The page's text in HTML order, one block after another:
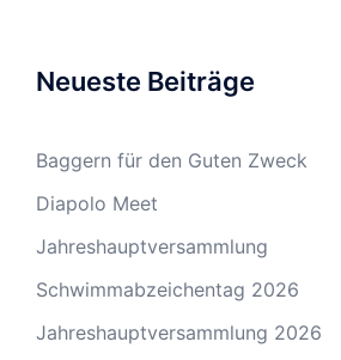
Neueste Beiträge
Baggern für den Guten Zweck
Diapolo Meet
Jahreshauptversammlung
Schwimmabzeichentag 2026
Jahreshauptversammlung 2026